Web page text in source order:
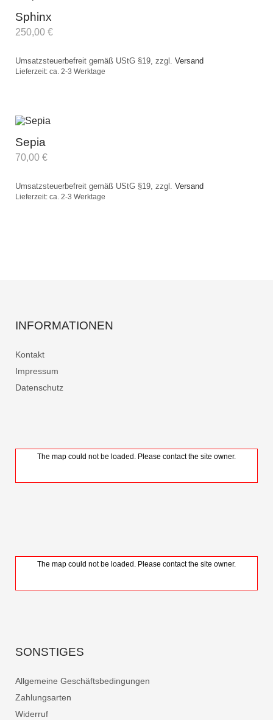
Sphinx
250,00 €
Umsatzsteuerbefreit gemäß UStG §19, zzgl. Versand
Lieferzeit: ca. 2-3 Werktage
Sepia
70,00 €
Umsatzsteuerbefreit gemäß UStG §19, zzgl. Versand
Lieferzeit: ca. 2-3 Werktage
INFORMATIONEN
Kontakt
Impressum
Datenschutz
The map could not be loaded. Please contact the site owner.
The map could not be loaded. Please contact the site owner.
SONSTIGES
Allgemeine Geschäftsbedingungen
Zahlungsarten
Widerruf